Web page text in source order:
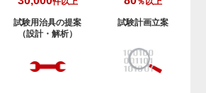
試験用治具の提案
（設計・解析）
試験計画立案